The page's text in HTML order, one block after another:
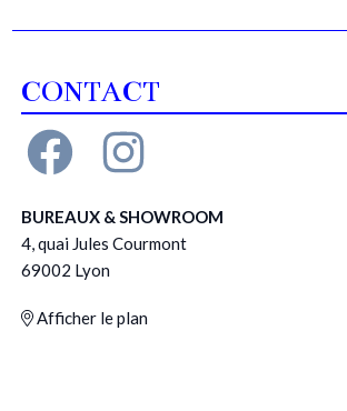
CONTACT
BUREAUX & SHOWROOM
4, quai Jules Courmont
69002 Lyon
Afficher le plan